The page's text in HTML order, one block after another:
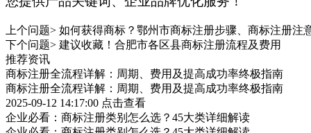
上个问题> 如何获得商标？鄂州市商标注册步骤、商标注册注
下个问题> 建议收藏！合肥市各区县商标注册流程及费用
推荐资讯
商标注册全流程详解：周期、费用及提高成功率终极指南
商标注册全流程详解：周期、费用及提高成功率终极指南
2025-09-12 14:17:00 点击查看
企业必看：商标注册类别怎么选？45大类详细解读